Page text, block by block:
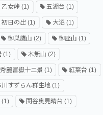
乙女峠 (1) 五湖台 (1)
初日の出 (1) 大沼 (1)
御巣鷹山 (2) 御座山 (1)
(1) 木無山 (2)
秀麗富嶽十二景 (1) 紅葉台 (1)
川すずらん群生地 (1)
(1) 関谷奥見晴台 (1)